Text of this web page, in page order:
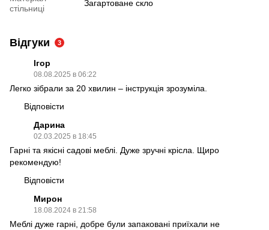
стільниці
Загартоване скло
Відгуки 3
Ігор
08.08.2025 в 06:22
Легко зібрали за 20 хвилин – інструкція зрозуміла.
Відповісти
Дарина
02.03.2025 в 18:45
Гарні та якісні садові меблі. Дуже зручні крісла. Щиро
рекомендую!
Відповісти
Мирон
18.08.2024 в 21:58
Меблі дуже гарні, добре були запаковані приїхали не